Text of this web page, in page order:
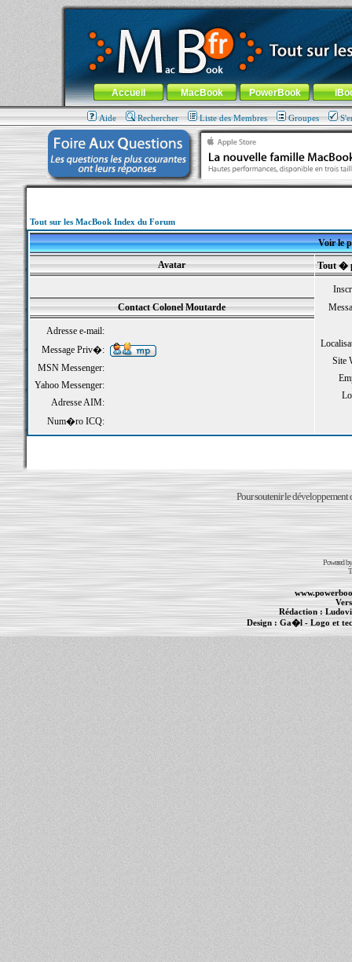
MacBook-fr.com : 100% Apple... 100% nomade !
Aller au contenu-Aller au menu général-Aller au menu de
Menu général
Accueil MacBook PowerBook
Aide Rechercher Liste des Membres Groupes
Tout sur les MacBook Index du Forum
Voir le
Avatar
Tout �
Site
Contact Colonel Moutarde
Adresse e-mail:
Message Priv�:
MSN Messenger:
Yahoo Messenger:
Adresse AIM:
Num�ro ICQ:
Pour soutenir le développement
Powered
Rédaction :
Design : Ga�l- Logo et
MacBook Pro -